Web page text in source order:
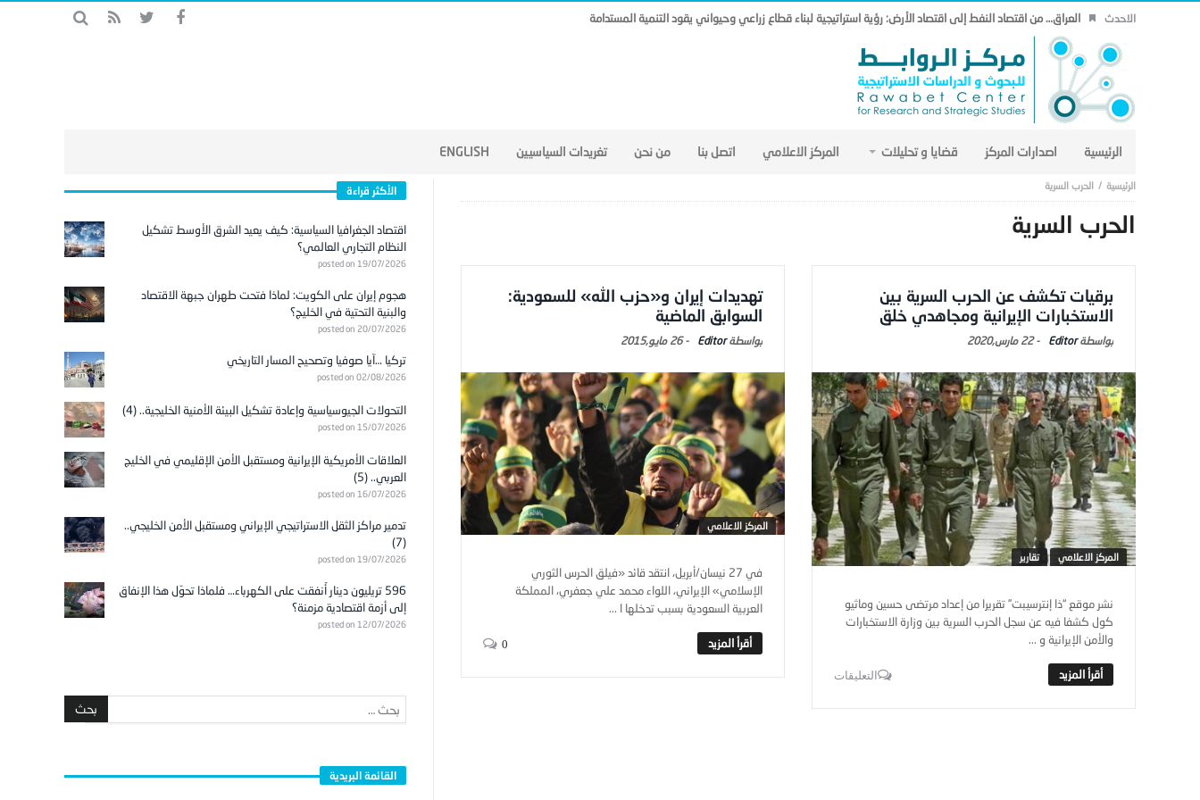
الاحدث العراق… من اقتصاد النفط إلى اقتصاد الأرض: رؤية استراتيجية لبناء قطاع زراعي وحيواني يقود التنمية المستدامة
الرئيسية اصدارات المركز قضايا و تحليلات المركز الاعلامي اتصل بنا من نحن تغريدات السياسيين ENGLISH
الحرب السرية
الحرب السرية
برقيات تكشف عن الحرب السرية بين
الاستخبارات الإيرانية ومجاهدي خلق
Editor
-22 مارس,2020
المركز الاعلامي تقارير
نشر موقع “ذا إنترسيبت” تقريرا من إعداد مرتضى حسين وماثيو
كول كشفا فيه عن سجل الحرب السرية بين وزارة الاستخبارات
والأمن الإيرانية و ...
التعليقات
تهديدات إيران و«حزب الله» للسعودية:
السوابق الماضية
Editor
-26 مايو,2015
المركز الاعلامي
في 27 نيسان/أبريل، انتقد قائد «فيلق الحرس الثوري
الإسلامي» الإيراني، اللواء محمد علي جعفري، المملكة
العربية السعودية بسبب تدخلها ا ...
0
الأكثر قراءة
اقتصاد الجغرافيا السياسية: كيف يعيد الشرق الأوسط تشكيل
النظام التجاري العالمي؟
posted on 19/07/2026
هجوم إيران على الكويت: لماذا فتحت طهران جبهة الاقتصاد
والبنية التحتية في الخليج؟
posted on 20/07/2026
تركيا …آيا صوفيا وتصحيح المسار التاريخي
posted on 02/08/2026
التحولات الجيوسياسية وإعادة تشكيل البيئة الأمنية الخليجية.. (4)
posted on 15/07/2026
العلاقات الأمريكية الإيرانية ومستقبل الأمن الإقليمي في الخليج
العربي.. (5)
posted on 16/07/2026
تدمير مراكز الثقل الاستراتيجي الإيراني ومستقبل الأمن الخليجي..
(7)
posted on 19/07/2026
596 تريليون دينار أُنفقت على الكهرباء… فلماذا تحوّل هذا الإنفاق
إلى أزمة اقتصادية مزمنة؟
posted on 12/07/2026
القائمة البريدية